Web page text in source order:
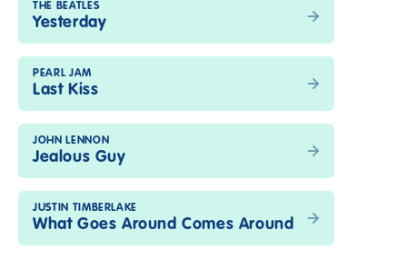
THE BEATLES
Yesterday
PEARL JAM
Last Kiss
JOHN LENNON
Jealous Guy
JUSTIN TIMBERLAKE
What Goes Around Comes Around